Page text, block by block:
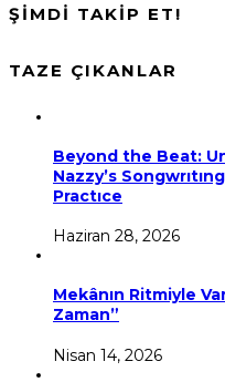
ŞİMDİ TAKİP ET!
TAZE ÇIKANLAR
Beyond the Beat:
Nazzy’s
Practıce
Haziran 28, 2026
Mekânın Ritmiyle
Zaman”
Nisan 14, 2026